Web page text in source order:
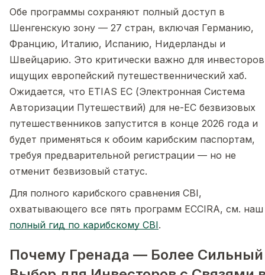
Обе программы сохраняют полный доступ в
Шенгенскую зону — 27 стран, включая Германию,
Францию, Италию, Испанию, Нидерланды и
Швейцарию. Это критически важно для
ищущих европейский путешественнический хаб.
Ожидается, что ETIAS ЕС (Электронная Система
Авторизации Путешествий) для не-ЕС безвизовых
путешественников запустится в конце 2026 года и
будет применяться к обоим карибским паспортам,
требуя предварительной регистрации — но не
отменит безвизовый статус.
Для полного карибского сравнения CBI,
охватывающего все пять программ ECCIRA, см. наш
полный гид по карибскому CBI.
Почему Гренада — Более Сильный